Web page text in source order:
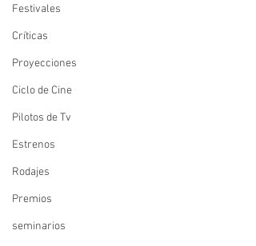
Festivales
Críticas
Proyecciones
Ciclo de Cine
Pilotos de Tv
Estrenos
Rodajes
Premios
seminarios